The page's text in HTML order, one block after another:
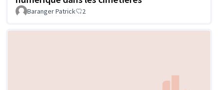
Baranger Patrick 2